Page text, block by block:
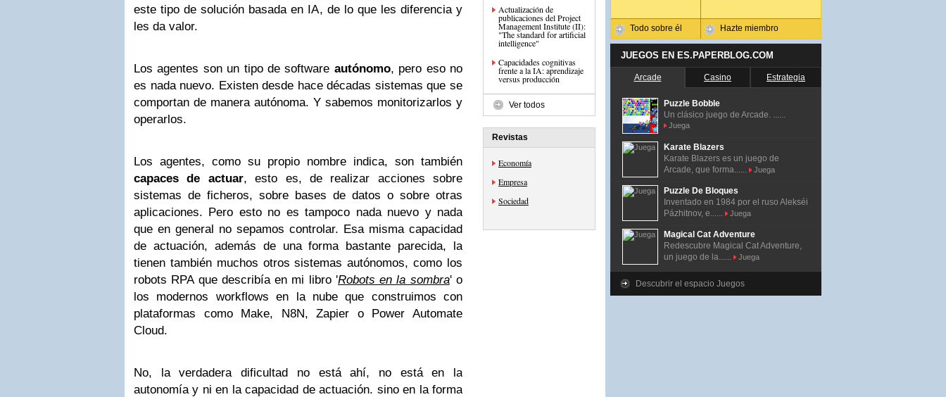
este tipo de solución basada en IA, de lo que les diferencia y
les da valor.
Los agentes son un tipo de software autónomo, pero eso no
es nada nuevo. Existen desde hace décadas sistemas que se
comportan de manera autónoma. Y sabemos monitorizarlos y
operarlos.
Los agentes, como su propio nombre indica, son también
capaces de actuar, esto es, de realizar acciones sobre
sistemas de ficheros, sobre bases de datos o sobre otras
aplicaciones. Pero esto no es tampoco nada nuevo y nada
que en general no sepamos controlar. Esa misma capacidad
de actuación, además de una forma bastante parecida, la
tienen también muchos otros sistemas autónomos, como los
robots RPA que describía en mi libro 'Robots en la sombra' o
los modernos workflows en la nube que construimos con
plataformas como Make, N8N, Zapier o Power Automate
Cloud.
No, la verdadera dificultad no está ahí, no está en la
autonomía y ni en la capacidad de actuación. sino en la forma
Actualización de
publicaciones del Project
Management Institute (II):
"The standard for artificial
intelligence"
Capacidades cognitivas
frente a la IA: aprendizaje
versus producción
Ver todos
Revistas
Economía
Empresa
Sociedad
Todo sobre él Hazte miembro
JUEGOS EN ES.PAPERBLOG.COM
Arcade Casino Estrategia
Puzzle Bobble
Un clásico juego de Arcade. ......
Juega
Karate Blazers
Karate Blazers es un juego de
Arcade, que forma......
Juega
Puzzle De Bloques
Inventado en 1984 por el ruso Alekséi
Pázhitnov, e......
Juega
Magical Cat Adventure
Redescubre Magical Cat Adventure,
un juego de la......
Juega
Descubrir el espacio Juegos